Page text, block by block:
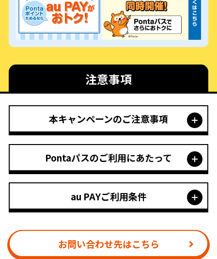
注意事項
本キャンペーンのご注意事項
Pontaパスのご利用にあたって
au PAYご利用条件
お問い合わせ先はこちら